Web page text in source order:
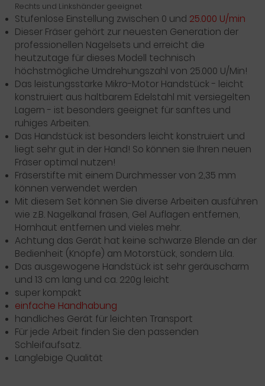
Rechts und Linkshänder geeignet
Stufenlose Einstellung zwischen 0 und 25.000 U/min
Dieser Fräser gehört zur neuesten Generation der
professionellen Nagelsets und erreicht die
heutzutage für dieses Modell technisch
höchstmögliche Umdrehungszahl von 25.000 U/Min!
Das leistungsstarke Mikro-Motor Handstück - leicht
konstruiert aus haltbarem Edelstahl mit versiegelten
Lagern - ist besonders geeignet für sanftes und
ruhiges Arbeiten.
Das Handstück ist besonders leicht konstruiert und
liegt sehr gut in der Hand! So können sie Ihren neuen
Fräser optimal nutzen!
Fräserstifte mit einem Durchmesser von 2,35 mm
können verwendet werden
Mit diesem Set können Sie diverse Arbeiten ausführen
wie z.B. Nagelkanal fräsen, Gel Auflagen entfernen,
Hornhaut entfernen und vieles mehr.
Achtung das Gerät hat keine schwarze Blende an der
Bedienheit (Knöpfe) am Motorstück, sondern Lila.
Das ausgewogene Handstück ist sehr geräuscharm
und 13 cm lang und ca. 220g leicht
super kompakt
einfache Handhabung
handliches Gerät für leichten Transport
Für jede Arbeit finden Sie den passenden
Schleifaufsatz.
Langlebige Qualität